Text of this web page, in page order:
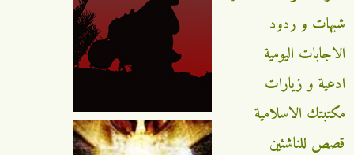
و ردود
اليومية
و زيارات
الاسلامية
للناشئين